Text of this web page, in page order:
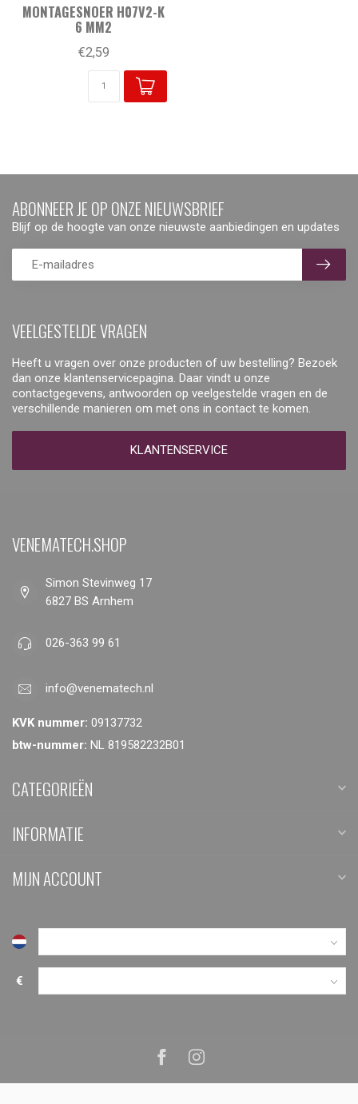
MONTAGESNOER H07V2-K
6 MM2
€2,59
VEELGESTELDE VRAGEN
Heeft u vragen over onze producten of uw bestelling? Bezoek
dan onze klantenservicepagina. Daar vindt u onze
contactgegevens, antwoorden op veelgestelde vragen en de
verschillende manieren om met ons in contact te komen.
KLANTENSERVICE
ABONNEER JE OP ONZE NIEUWSBRIEF
Blijf op de hoogte van onze nieuwste aanbiedingen en updates
VENEMATECH.SHOP
Simon Stevinweg 17
6827 BS Arnhem
026-363 99 61
info@venematech.nl
KVK nummer: 09137732
btw-nummer: NL 819582232B01
CATEGORIEËN
INFORMATIE
MIJN ACCOUNT
€